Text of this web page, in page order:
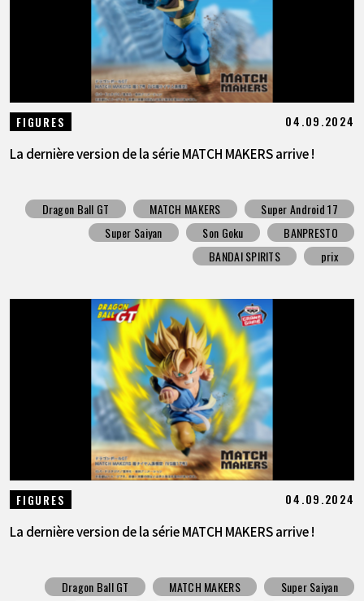
FIGURES 04.09.2024
La dernière version de la série MATCH MAKERS arrive !
Dragon Ball GT MATCH MAKERS
Super Android 17
Super Saiyan
Son Goku
BANPRESTO
BANDAI SPIRITS
prix
FIGURES 04.09.2024
La dernière version de la série MATCH MAKERS arrive !
Dragon Ball GT MATCH MAKERS
Super Saiyan